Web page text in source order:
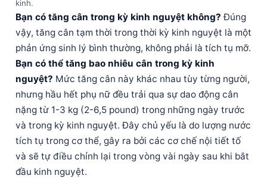
kinh.
Bạn có tăng cân trong kỳ kinh nguyệt không? Đúng
vậy, tăng cân tạm thời trong thời kỳ kinh nguyệt là một
phản ứng sinh lý bình thường, không phải là tích tụ mỡ.
Bạn có thể tăng bao nhiêu cân trong kỳ kinh
nguyệt? Mức tăng cân này khác nhau tùy từng người,
nhưng hầu hết phụ nữ đều trải qua sự dao động cân
nặng từ 1-3 kg (2-6,5 pound) trong những ngày trước
và trong kỳ kinh nguyệt. Đây chủ yếu là do lượng nước
tích tụ trong cơ thể, gây ra bởi các cơ chế nội tiết tố
và sẽ tự điều chỉnh lại trong vòng vài ngày sau khi bắt
đầu kinh nguyệt.
ಕನ್ನಡ
മലയാളം
Bahasa Melayu
Tagalog
ไทย
ဗမာစာ
ភាសាខ្មែរ
Kiswahili
አማርኛ